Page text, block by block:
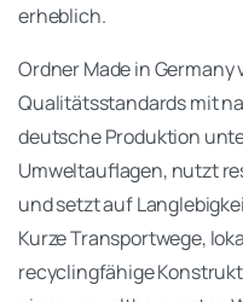
erheblich.
Ordner Made in
Qualitätsstandards mit
deutsche Produktion
Umweltauflagen, nutzt
und setzt auf
Kurze Transportwege,
recyclingfähige